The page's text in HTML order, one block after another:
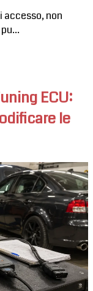
accesso, non
ECU:
le